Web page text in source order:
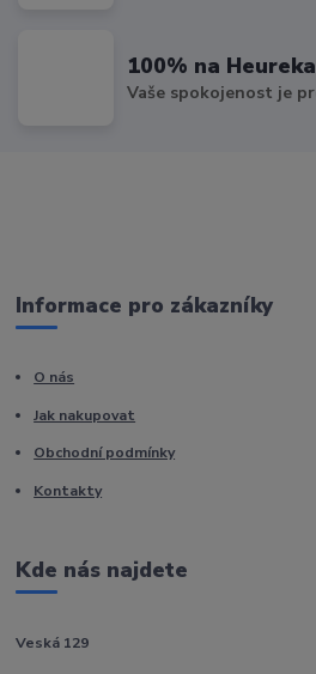
100% na Heureka
Vaše spokojenost je
Informace pro zákazníky
O nás
Jak nakupovat
Obchodní podmínky
Kontakty
Kde nás najdete
Veská 129